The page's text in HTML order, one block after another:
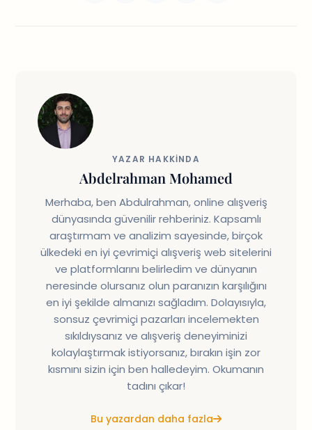
YAZAR HAKKINDA
Abdelrahman Mohamed
Merhaba, ben Abdulrahman, online alışveriş
dünyasında güvenilir rehberiniz. Kapsamlı
araştırmam ve analizim sayesinde, birçok
ülkedeki en iyi çevrimiçi alışveriş web sitelerini
ve platformlarını belirledim ve dünyanın
neresinde olursanız olun paranızın karşılığını
en iyi şekilde almanızı sağladım. Dolayısıyla,
sonsuz çevrimiçi pazarları incelemekten
sıkıldıysanız ve alışveriş deneyiminizi
kolaylaştırmak istiyorsanız, bırakın işin zor
kısmını sizin için ben halledeyim. Okumanın
tadını çıkar!
Bu yazardan daha fazla